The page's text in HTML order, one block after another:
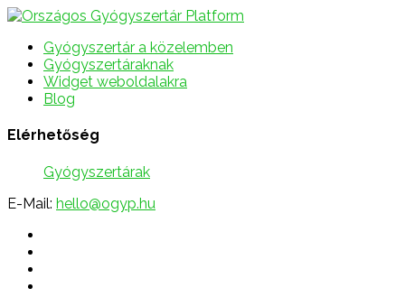
Gyógyszertár a közelemben
Gyógyszertáraknak
Widget weboldalakra
Blog
Elérhetőség
Gyógyszertárak
E-Mail: hello@ogyp.hu